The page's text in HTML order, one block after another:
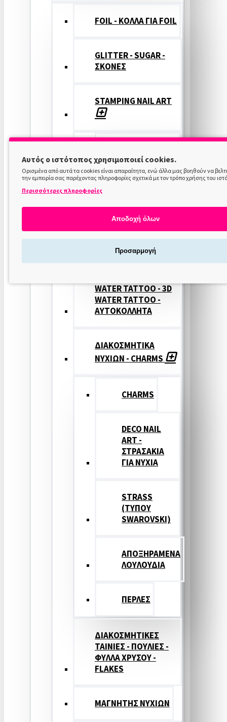
FOIL - ΚΟΛΛΑ ΓΙΑ FOIL
GLITTER - SUGAR -
ΣΚΟΝΕΣ
STAMPING NAIL ART
COLOR
ΝΥΧΙΩΝ
ΣΦΡΑΓΙΔΕΣ
ΝΥΧΙΩΝ
WATER TATTOO - 3D
WATER TATTOO -
ΑΥΤΟΚΟΛΛΗΤΑ
ΔΙΑΚΟΣΜΗΤΙΚΑ
ΝΥΧΙΩΝ - CHARMS
CHARMS
DECO NAIL
ART -
ΣΤΡΑΣΑΚΙΑ
ΓΙΑ ΝΥΧΙΑ
STRASS
(ΤΥΠΟΥ
SWAROVSKI)
ΑΠΟΞΗΡΑΜΕΝΑ
ΛΟΥΛΟΥΔΙΑ
ΠΕΡΛΕΣ
ΔΙΑΚΟΣΜΗΤΙΚΕΣ
ΤΑΙΝΙΕΣ - ΠΟΥΛΙΕΣ -
ΦΥΛΛΑ ΧΡΥΣΟΥ -
FLAKES
ΜΑΓΝΗΤΗΣ ΝΥΧΙΩΝ
Αυτός ο ιστότοπος χρησιμοποιεί cookies.
Ορισμένα από αυτά τα cookies είναι απαραίτητα, ενώ άλλα μας βοηθούν να
την εμπειρία σας παρέχοντας πληροφορίες σχετικά με τον τρόπο χρήσης του
Περισσότερες πληροφορίες
Αποδοχή όλων
Προσαρμογή